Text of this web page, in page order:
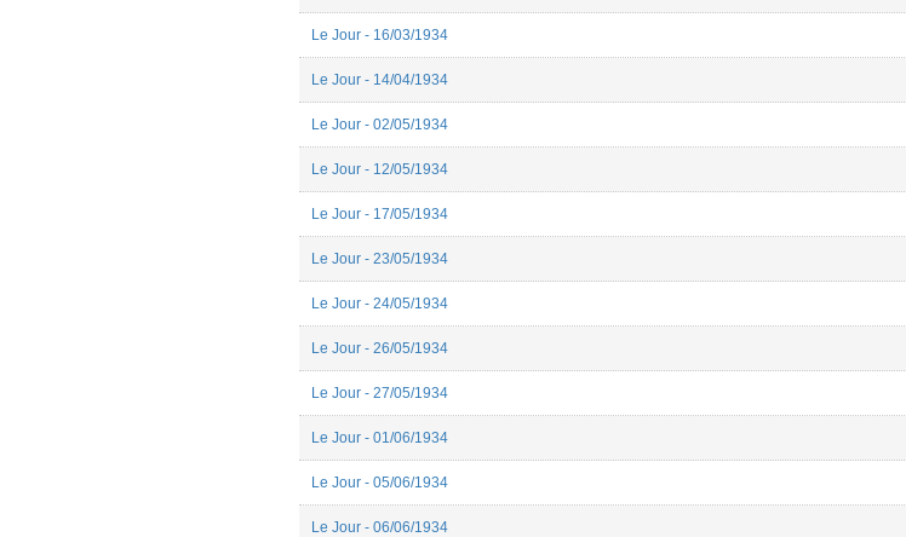
Le Jour - 16/03/1934
Le Jour - 14/04/1934
Le Jour - 02/05/1934
Le Jour - 12/05/1934
Le Jour - 17/05/1934
Le Jour - 23/05/1934
Le Jour - 24/05/1934
Le Jour - 26/05/1934
Le Jour - 27/05/1934
Le Jour - 01/06/1934
Le Jour - 05/06/1934
Le Jour - 06/06/1934